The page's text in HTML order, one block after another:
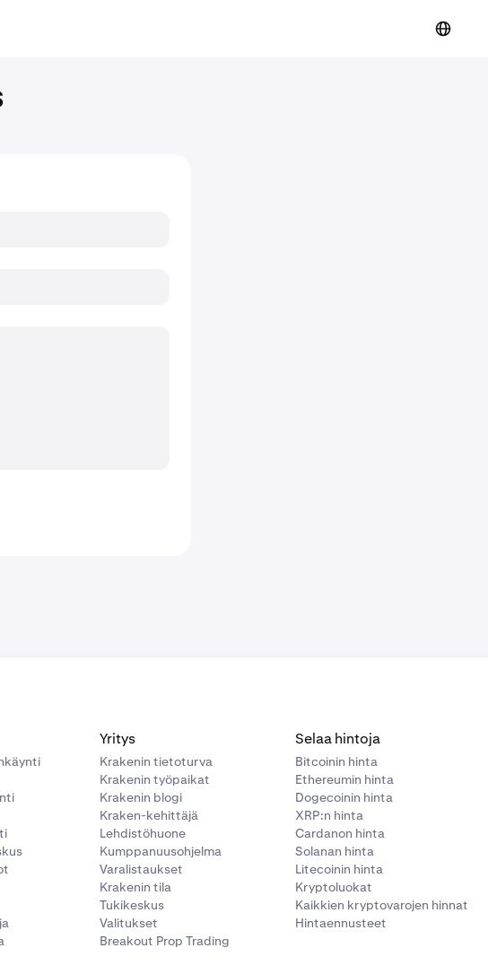
Yritys
Krakenin tietoturva
Krakenin työpaikat
Krakenin blogi
Kraken-kehittäjä
Lehdistöhuone
Kumppanuusohjelma
Varalistaukset
Krakenin tila
Tukikeskus
Valitukset
Breakout Prop Trading
Selaa hintoja
Bitcoinin hinta
Ethereumin hinta
Dogecoinin hinta
XRP:n hinta
Cardanon hinta
Solanan hinta
Litecoinin hinta
Kryptoluokat
Kaikkien kryptovarojen hinnat
Hintaennusteet